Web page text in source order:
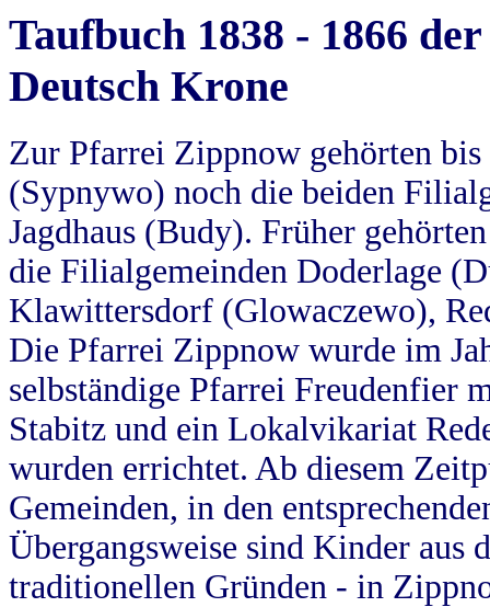
Taufbuch 1838 - 1866
Deutsch Krone
Zur Pfarrei Zippnow gehörten
(Sypnywo) noch die beiden
Jagdhaus (Budy). Früher
die Filialgemeinden Doderlage
Klawittersdorf (Glowaczewo),
Die Pfarrei Zippnow wurde im
selbständige Pfarrei Freudenfier
Stabitz und ein Lokalvikariat
wurden errichtet. Ab diesem
Gemeinden, in den
Übergangsweise sind Kinder aus
traditionellen Gründen - in